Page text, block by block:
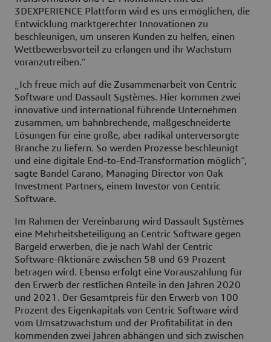
3DEXPERIENCE Plattform wird es uns ermöglichen, die
Entwicklung marktgerechter Innovationen zu
beschleunigen, um unseren Kunden zu helfen, einen
Wettbewerbsvorteil zu erlangen und ihr Wachstum
voranzutreiben.“
„Ich freue mich auf die Zusammenarbeit von Centric
Software und Dassault Systèmes. Hier kommen zwei
innovative und international führende Unternehmen
zusammen, um bahnbrechende, maßgeschneiderte
Lösungen für eine große, aber radikal unterversorgte
Branche zu liefern. So werden Prozesse beschleunigt
und eine digitale End-to-End-Transformation möglich“,
sagte Bandel Carano, Managing Director von Oak
Investment Partners, einem Investor von Centric
Software.
Im Rahmen der Vereinbarung wird Dassault Systèmes
eine Mehrheitsbeteiligung an Centric Software gegen
Bargeld erwerben, die je nach Wahl der Centric
Software-Aktionäre zwischen 58 und 69 Prozent
betragen wird. Ebenso erfolgt eine Vorauszahlung für
den Erwerb der restlichen Anteile in den Jahren 2020
und 2021. Der Gesamtpreis für den Erwerb von 100
Prozent des Eigenkapitals von Centric Software wird
vom Umsatzwachstum und der Profitabilität in den
kommenden zwei Jahren abhängen und sich zwischen